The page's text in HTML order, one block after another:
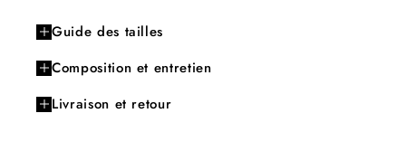
Guide des tailles
Composition et entretien
Livraison et retour